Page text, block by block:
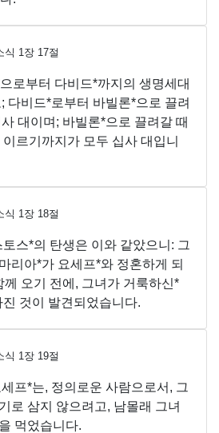
식 1장 17절
로부터 다비드*까지의 생명세대
다비드*로부터 바빌론*으로 끌려
대이며; 바빌론*으로 끌려갈 때
르기까지가 모두 십사 대입니
식 1장 18절
스*의 탄생은 이와 같았으니: 그
리아*가 요세프*와 정혼하게 되
께 오기 전에, 그녀가 거룩하신*
것이 발견되었습니다.
식 1장 19절
프*는, 정의로운 사람으로서, 그
로 삼지 않으려고, 남몰래 그녀
먹었습니다.